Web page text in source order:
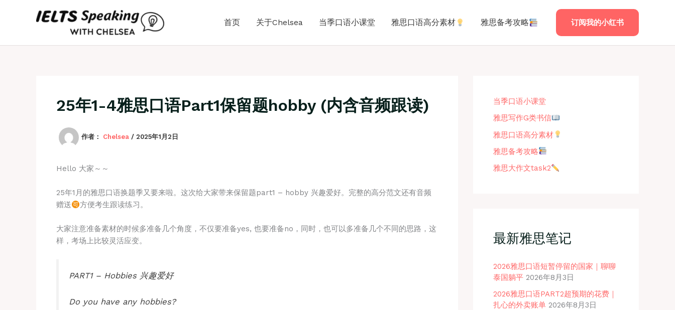
首页 关于Chelsea 当季口语小课堂 雅思口语高分素材 雅思备考攻略 订阅我的小红书
25年1-4雅思口语Part1保留题hobby (内含音频跟读)
作者： Chelsea / 2025年1月2日
Hello 大家～～
25年1月的雅思口语换题季又要来啦。这次给大家带来保留题part1 – hobby 兴趣爱好。完整的高分范文还有音频
赠送
方便考生跟读练习。
大家注意准备素材的时候多准备几个角度，不仅要准备yes, 也要准备no，同时，也可以多准备几个不同的思路，这
样，考场上比较灵活应变。
PART1 – Hobbies 兴趣爱好
Do you have any hobbies?
当季口语小课堂
雅思写作G类书信
雅思口语高分素材
雅思备考攻略
雅思大作文task2
最新雅思笔记
2026雅思口语短暂停留的国家｜聊聊
泰国躺平 2026年8月3日
2026雅思口语PART2超预期的花费｜
扎心的外卖账单 2026年8月3日